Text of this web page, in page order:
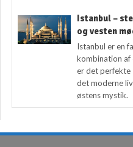
Istanbul –
og vesten
Istanbul er en
kombination af
er det perfekte
det moderne
østens mystik.